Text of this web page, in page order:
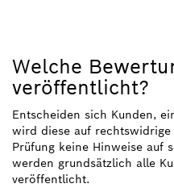
Welche
veröffentlicht?
Entscheiden sich Kunden,
wird diese auf
Prüfung keine Hinweise auf
werden grundsätzlich alle
veröffentlicht.